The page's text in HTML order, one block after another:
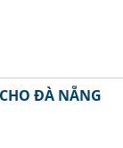
ĐÀ NẴNG